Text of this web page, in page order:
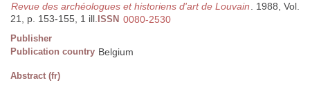
Revue des archéologues et historiens d'art de Louvain. 1988, Vol.
21, p. 153-155, 1 ill. ISSN 0080-2530
Publisher
Publication country Belgium
Abstract (fr)